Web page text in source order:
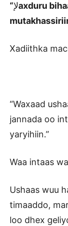
“لإaxduru
Xadiithka
“Waxaad
jannada oo
yaryihiin.”
Waa intaas
Ushaas wuu
timaaddo,
loo dhex